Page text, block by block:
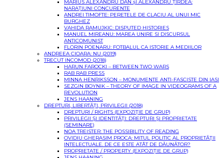
MARIUS ALEXANDRU DAN șI ALEXANDRU ȚÎRDEA:
NARAȚIUNI CONCURENTE
ANDREI TIMOFTE: PERETELE DE CLACIU AL UNUI MIC
BURGHEZ
VAHIDA RAMUJKIC: DISPUTED HISTORIES
MANUEL MIREANU: MAREA UNIRE SI DISCURSUL
ANTICOMUNIST
FLORIN POENARU: FOTBALUL CA ISTORIE A MEDIILOR
ANDREEA CIOARA: NU (2019)
TRECUT INCOMOD (2018)
HARUN FAROCKI – BETWEEN TWO WARS
RAB RAB PRESS
MINNA HENRIKSSON – MONUMENTE ANTI-FASCISTE DIN IASI
SEZGIN BOYNIK – THEORY OF IMAGE IN VIDEOGRAMS OF A
REVOLUTION
JENS HAANING
DREPTURI, LIBERTĂȚI, PRIVILEGII (2018)
DREPTURI / RIGHTS (EXPOZIŢIE DE GRUP)
PRIVILEGII ŞI IDENTITĂŢI: DREPTURI ŞI PROPRIETATE
(SEMINARE)
NOA TREISTER: THE POSSIBILITY OF READING
OVIDIU GHERASIM PROCA: MITUL POLITIC AL PROPRIETĂŢII
INTELECTUALE. DE CE ESTE ATÂT DE DĂUNĂTOR?
PROPRIETATE / PROPERTY (EXPOZIȚIE DE GRUP)